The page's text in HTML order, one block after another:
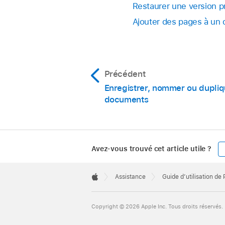
éléments créés à
(vous ne pouvez
gauche.
Sélectionnez un
Astuce :
éléments créés à
sélectionner,
pour créer
Restaurer une version
Ajouter des pages à un
Précédent
Enregistrer, nommer ou
documents
Avez-vous trouvé cet article utile ?
Footer

Assistance Guide d’utilisation de
Copyright © 2026 Apple Inc. Tous droits réservés.